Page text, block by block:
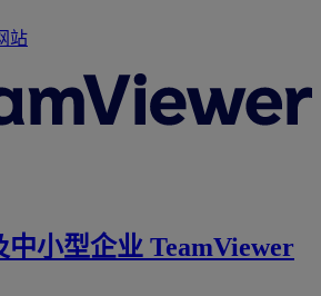
站
中小型企业 TeamViewer